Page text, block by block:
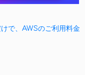
で、AWSのご利用料金